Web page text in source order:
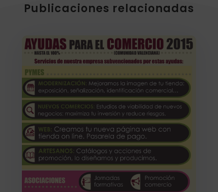
Publicaciones relacionadas